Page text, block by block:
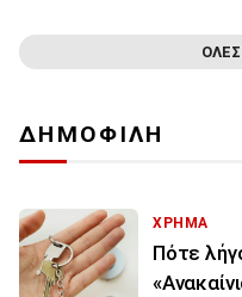
ΟΛΕΣ
ΔΗΜΟΦΙΛΗ
ΧΡΗΜΑ
Πότε